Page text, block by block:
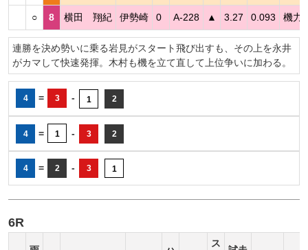
○ 8 横田 翔紀 伊勢崎 0 A-228 ▲ 3.27 0.093 機力
連勝を決め勢いに乗る岩見がスタート飛び出すも、その上を永井
がカマして快速発揮。木村も機を立て直して上位争いに加わる。
4 = 3 - 1 2
4 = 1 - 3 2
4 = 2 - 3 1
6R
ス